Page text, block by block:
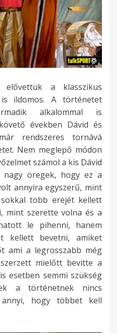
a klasszikus
ildomos. A történetet
alkalommal is
években Dávid és
rendszeres tornává
Nem meglepő módon
számol a kis Dávid
öregek, hogy ez a
annyira egyszerű, mint
több erejét kellett
mint szerette volna és a
le pihenni, hanem
kellett bevetni, amiket
ami a legrosszabb még
mielőtt bevitte a
esetben semmi szükség
a történetnek nincs
hogy többet kell